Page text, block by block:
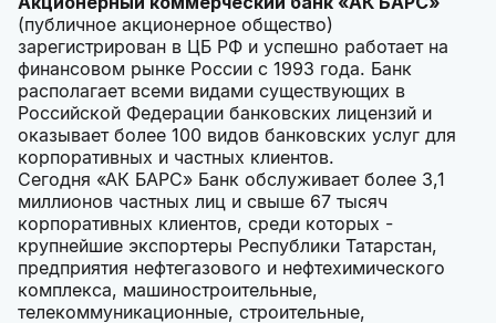
(публичное акционерное общество)
зарегистрирован в ЦБ РФ и успешно работает на
финансовом рынке России с 1993 года. Банк
располагает всеми видами существующих в
Российской Федерации банковских лицензий и
оказывает более 100 видов банковских услуг для
корпоративных и частных клиентов.
Сегодня «АК БАРС» Банк обслуживает более 3,1
миллионов частных лиц и свыше 67 тысяч
корпоративных клиентов, среди которых -
крупнейшие экспортеры Республики Татарстан,
предприятия нефтегазового и нефтехимического
комплекса, машиностроительные,
телекоммуникационные, строительные,